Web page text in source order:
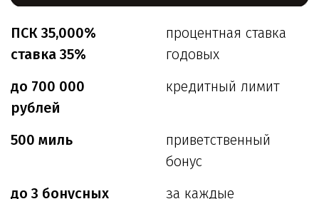
ПСК 35,000%
ставка 35%
процентная ставка
годовых
до 700 000
рублей
кредитный лимит
500 миль
приветственный
бонус
до 3 бонусных
за каждые